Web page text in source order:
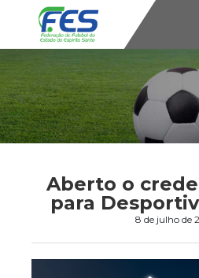
Aberto o
para
8 de julho de